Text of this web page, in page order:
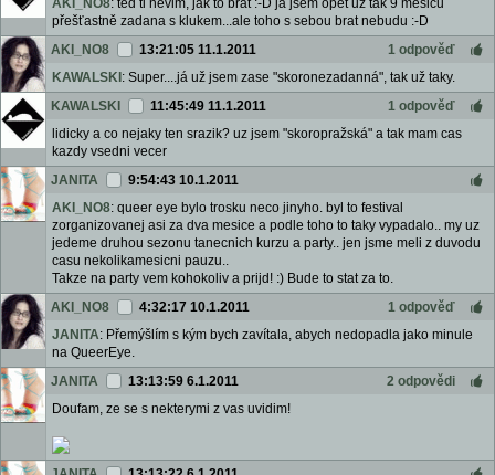
AKI_NO8: ted ti nevim, jak to brat :-D ja jsem opet uz tak 9 mesicu
přešťastně zadana s klukem...ale toho s sebou brat nebudu :-D
AKI_NO8
13:21:05 11.1.2011
1 odpověď
KAWALSKI : Super....já už jsem zase "skoronezadanná", tak už taky.
KAWALSKI
11:45:49 11.1.2011
1 odpověď
lidicky a co nejaky ten srazik? uz jsem "skoropražská" a tak mam cas
kazdy vsedni vecer
JANITA
9:54:43 10.1.2011
AKI_NO8: queer eye bylo trosku neco jinyho. byl to festival
zorganizovanej asi za dva mesice a podle toho to taky vypadalo.. my uz
jedeme druhou sezonu tanecnich kurzu a party.. jen jsme meli z duvodu
casu nekolikamesicni pauzu..
Takze na party vem kohokoliv a prijd! :) Bude to stat za to.
AKI_NO8
4:32:17 10.1.2011
1 odpověď
JANITA: Přemýšlím s kým bych zavítala, abych nedopadla jako minule
na QueerEye.
JANITA
13:13:59 6.1.2011
2 odpovědi
Doufam, ze se s nekterymi z vas uvidim!